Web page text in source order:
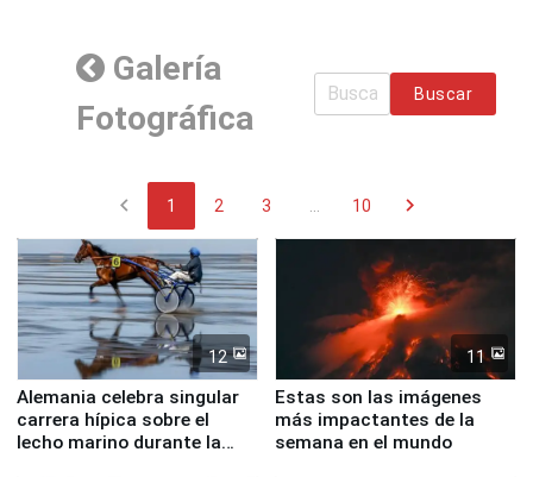
Galería
Fotográfica
Buscar
chevron_left 1 2 3 10 chevron_right
12
Alemania celebra singular
carrera hípica sobre el
lecho marino durante la
11
Estas son las imágenes
más impactantes de la
semana en el mundo